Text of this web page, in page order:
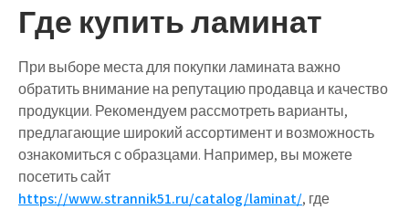
Где купить ламинат
При выборе места для покупки ламината важно
обратить внимание на репутацию продавца и качество
продукции. Рекомендуем рассмотреть варианты,
предлагающие широкий ассортимент и возможность
ознакомиться с образцами. Например, вы можете
посетить сайт
https://www.strannik51.ru/catalog/laminat/, где